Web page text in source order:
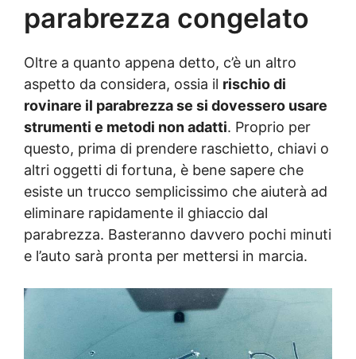
parabrezza congelato
Oltre a quanto appena detto, c’è un altro
aspetto da considera, ossia il rischio di
rovinare il parabrezza se si dovessero usare
strumenti e metodi non adatti. Proprio per
questo, prima di prendere raschietto, chiavi o
altri oggetti di fortuna, è bene sapere che
esiste un trucco semplicissimo che aiuterà ad
eliminare rapidamente il ghiaccio dal
parabrezza. Basteranno davvero pochi minuti
e l’auto sarà pronta per mettersi in marcia.